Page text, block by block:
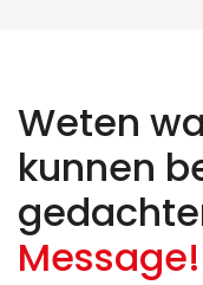
Weten
kunnen
Message!